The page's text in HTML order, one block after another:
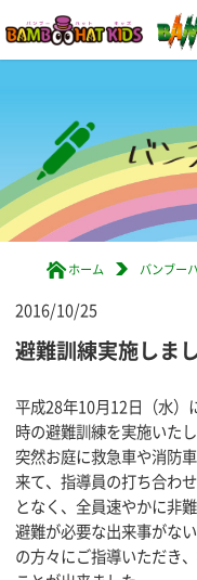
ホーム バンブー
2016/10/25
避難訓練実施しまし
平成28年10月12日（水）
時の避難訓練を実施いたし
突然お庭に救急車や消防
来て、指導員の打ち合わ
となく、全員速やかに非
避難が必要な出来事がな
の方々にご指導いただき